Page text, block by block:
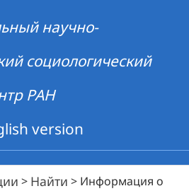
научно-
социологический
РАН
version
> Найти > Информация о